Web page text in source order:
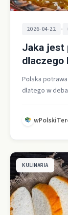
2026-04-22 •
Jaka jest
dlaczego
Polska
dlatego w
KULINARIA